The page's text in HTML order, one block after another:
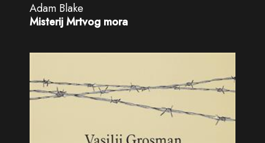
Adam Blake
Misterij Mrtvog mora